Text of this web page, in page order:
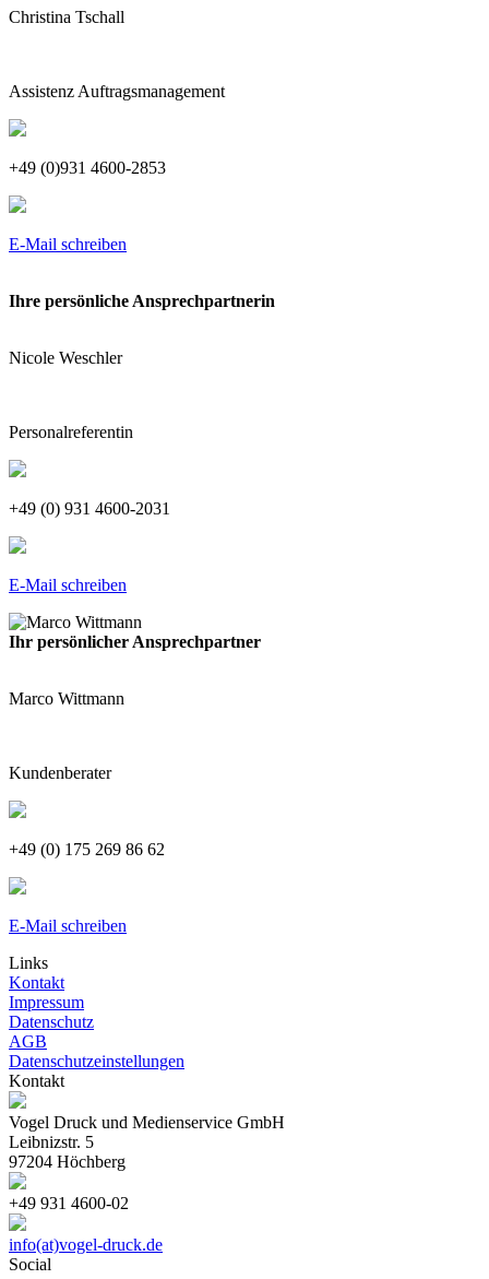
Christina Tschall
Assistenz Auftragsmanagement
+49 (0)931 4600-2853
E-Mail schreiben
Ihre persönliche Ansprechpartnerin
Nicole Weschler
Personalreferentin
+49 (0) 931 4600-2031
E-Mail schreiben
Ihr persönlicher Ansprechpartner
Marco Wittmann
Kundenberater
+49 (0) 175 269 86 62
E-Mail schreiben
Links
Kontakt
Impressum
Datenschutz
AGB
Datenschutzeinstellungen
Kontakt
Vogel Druck und Medienservice GmbH
Leibnizstr. 5
97204 Höchberg
+49 931 4600-02
info(at)vogel-druck.de
Social